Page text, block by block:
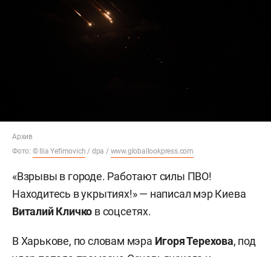
Архив
Фото: © Ilia Yefimovich / dpa / www.globallookpress.com
«Взрывы в городе. Работают силы ПВО!
Находитесь в укрытиях!» — написал мэр Киева
Виталий Кличко в соцсетях.
В Харькове, по словам мэра Игоря Терехова, под